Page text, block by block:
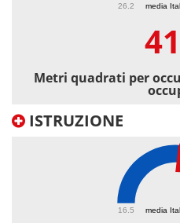
media
26.2
Metri quadrati per
ISTRUZIONE
media
16.5